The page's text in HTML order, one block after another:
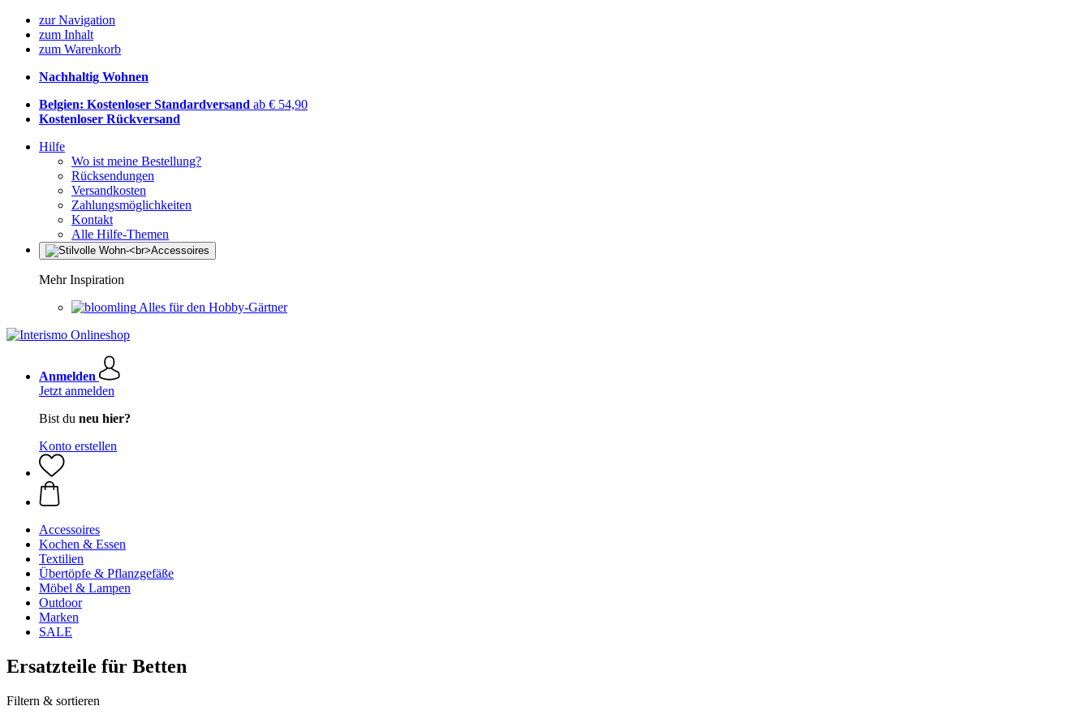
zur Navigation
zum Inhalt
zum Warenkorb
Nachhaltig Wohnen
Belgien: Kostenloser Standardversand ab € 54,90
Kostenloser Rückversand
Hilfe
Wo ist meine Bestellung?
Rücksendungen
Versandkosten
Zahlungsmöglichkeiten
Kontakt
Alle Hilfe-Themen
Mehr Inspiration
Alles für den Hobby-Gärtner
Anmelden
Jetzt anmelden
Bist du neu hier?
Konto erstellen
Accessoires
Kochen & Essen
Textilien
Übertöpfe & Pflanzgefäße
Möbel & Lampen
Outdoor
Marken
SALE
Ersatzteile für Betten
Filtern & sortieren